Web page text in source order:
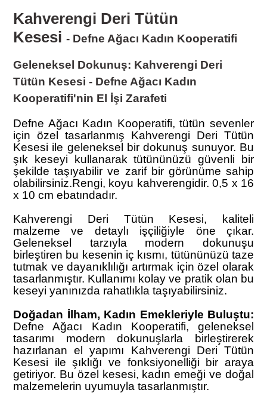
Kahverengi Deri Tütün
Kesesi - Defne Ağacı Kadın Kooperatifi
Geleneksel Dokunuş: Kahverengi Deri
Tütün Kesesi - Defne Ağacı Kadın
Kooperatifi'nin El İşi Zarafeti
Defne Ağacı Kadın Kooperatifi, tütün sevenler
için özel tasarlanmış Kahverengi Deri Tütün
Kesesi ile geleneksel bir dokunuş sunuyor. Bu
şık keseyi kullanarak tütününüzü güvenli bir
şekilde taşıyabilir ve zarif bir görünüme sahip
olabilirsiniz.Rengi, koyu kahverengidir. 0,5 x 16
x 10 cm ebatındadır.
Kahverengi Deri Tütün Kesesi, kaliteli
malzeme ve detaylı işçiliğiyle öne çıkar.
Geleneksel tarzıyla modern dokunuşu
birleştiren bu kesenin iç kısmı, tütününüzü taze
tutmak ve dayanıklılığı artırmak için özel olarak
tasarlanmıştır. Kullanımı kolay ve pratik olan bu
keseyi yanınızda rahatlıkla taşıyabilirsiniz.
Doğadan İlham, Kadın Emekleriyle Buluştu:
Defne Ağacı Kadın Kooperatifi, geleneksel
tasarımı modern dokunuşlarla birleştirerek
hazırlanan el yapımı Kahverengi Deri Tütün
Kesesi ile şıklığı ve fonksiyonelliği bir araya
getiriyor. Bu özel kesesi, kadın emeği ve doğal
malzemelerin uyumuyla tasarlanmıştır.